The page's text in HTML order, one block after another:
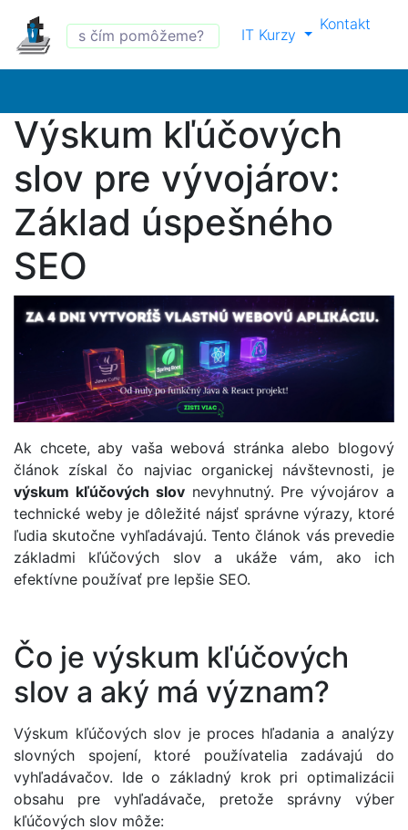
IT Kurzy
Kontakt
Výskum kľúčových
slov pre vývojárov:
Základ úspešného
SEO
Ak chcete, aby vaša webová stránka alebo blogový
článok získal čo najviac organickej návštevnosti, je
výskum kľúčových slovnevyhnutný. Pre vývojárov a
technické weby je dôležité nájsť správne výrazy, ktoré
ľudia skutočne vyhľadávajú. Tento článok vás prevedie
základmi kľúčových slov a ukáže vám, ako ich
efektívne používať pre lepšie SEO.
Čo je výskum kľúčových
slov a aký má význam?
Výskum kľúčových slov je proces hľadania a analýzy
slovných spojení, ktoré používatelia zadávajú do
vyhľadávačov. Ide o základný krok pri optimalizácii
obsahu pre vyhľadávače, pretože správny výber
kľúčových slov môže: